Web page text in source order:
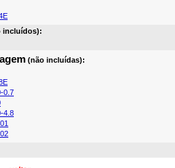
incluídos):
(não incluídas):
0.7
4.8